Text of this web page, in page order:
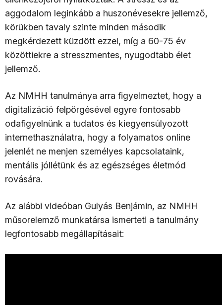
aggodalom leginkább a huszonévesekre jellemző,
körükben tavaly szinte minden második
megkérdezett küzdött ezzel, míg a 60-75 év
közöttiekre a stresszmentes, nyugodtabb élet
jellemző.
Az NMHH tanulmánya arra figyelmeztet, hogy a
digitalizáció felpörgésével egyre fontosabb
odafigyelnünk a tudatos és kiegyensúlyozott
internethasználatra, hogy a folyamatos online
jelenlét ne menjen személyes kapcsolataink,
mentális jóllétünk és az egészséges életmód
rovására.
Az alábbi videóban Gulyás Benjámin, az NMHH
műsorelemző munkatársa ismerteti a tanulmány
legfontosabb megállapításait: